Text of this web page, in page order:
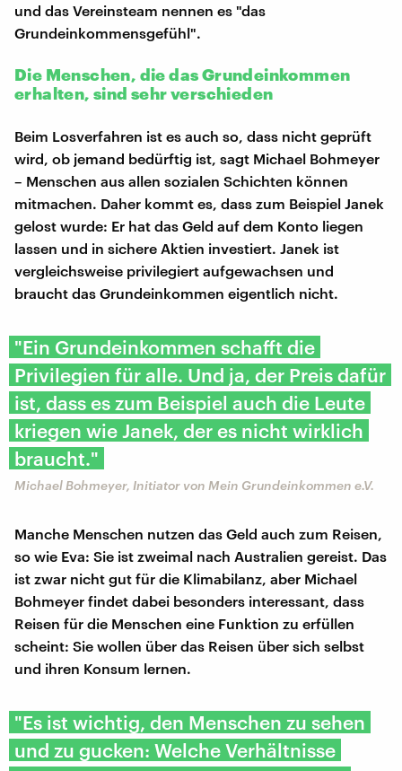
und das Vereinsteam nennen es "das
Grundeinkommensgefühl".
Die Menschen, die das Grundeinkommen
erhalten, sind sehr verschieden
Beim Losverfahren ist es auch so, dass nicht geprüft
wird, ob jemand bedürftig ist, sagt Michael Bohmeyer
– Menschen aus allen sozialen Schichten können
mitmachen. Daher kommt es, dass zum Beispiel Janek
gelost wurde: Er hat das Geld auf dem Konto liegen
lassen und in sichere Aktien investiert. Janek ist
vergleichsweise privilegiert aufgewachsen und
braucht das Grundeinkommen eigentlich nicht.
"Ein Grundeinkommen schafft die
Privilegien für alle. Und ja, der Preis dafür
ist, dass es zum Beispiel auch die Leute
kriegen wie Janek, der es nicht wirklich
braucht."
Michael Bohmeyer, Initiator von Mein Grundeinkommen e.V.
Manche Menschen nutzen das Geld auch zum Reisen,
so wie Eva: Sie ist zweimal nach Australien gereist. Das
ist zwar nicht gut für die Klimabilanz, aber Michael
Bohmeyer findet dabei besonders interessant, dass
Reisen für die Menschen eine Funktion zu erfüllen
scheint: Sie wollen über das Reisen über sich selbst
und ihren Konsum lernen.
"Es ist wichtig, den Menschen zu sehen
und zu gucken: Welche Verhältnisse